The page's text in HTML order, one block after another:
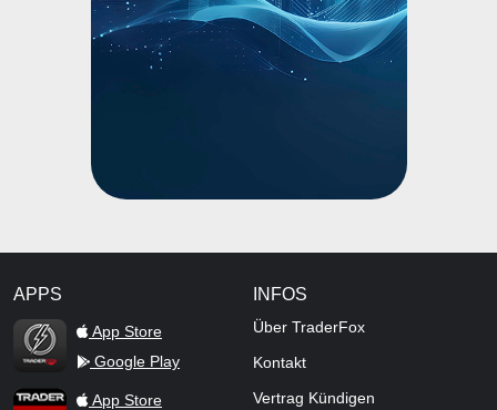
APPS
TraderFox Flash
App Store
Google Play
TraderFox AppApp Store
INFOS
Über TraderFox
Kontakt
Vertrag Kündigen